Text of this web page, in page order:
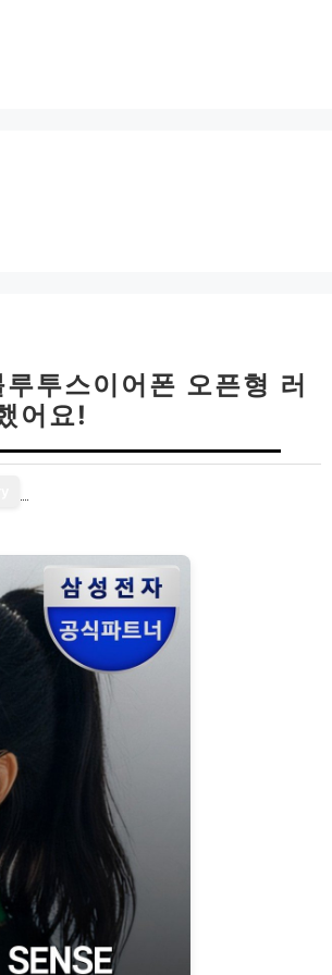
투스이어폰 오픈형 러
어요!